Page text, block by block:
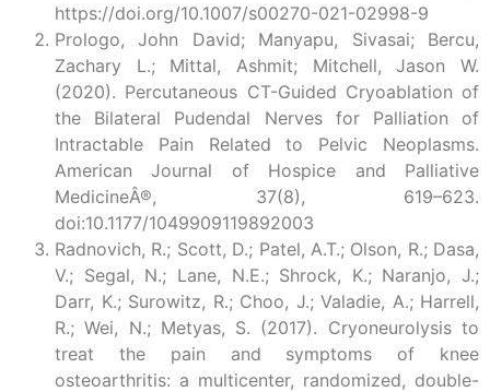
https://doi.org/10.1007/s00270-021-02998-9
Prologo, John David; Manyapu, Sivasai; Bercu,
Zachary L.; Mittal, Ashmit; Mitchell, Jason W.
(2020). Percutaneous CT-Guided Cryoablation of
the Bilateral Pudendal Nerves for Palliation of
Intractable Pain Related to Pelvic Neoplasms.
American Journal of Hospice and Palliative
MedicineÂ®, 37(8), 619–623.
doi:10.1177/1049909119892003
Radnovich, R.; Scott, D.; Patel, A.T.; Olson, R.; Dasa,
V.; Segal, N.; Lane, N.E.; Shrock, K.; Naranjo, J.;
Darr, K.; Surowitz, R.; Choo, J.; Valadie, A.; Harrell,
R.; Wei, N.; Metyas, S. (2017). Cryoneurolysis to
treat the pain and symptoms of knee
osteoarthritis: a multicenter, randomized, double-